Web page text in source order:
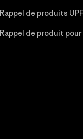
Rappel de produits UPF
Rappel de produit